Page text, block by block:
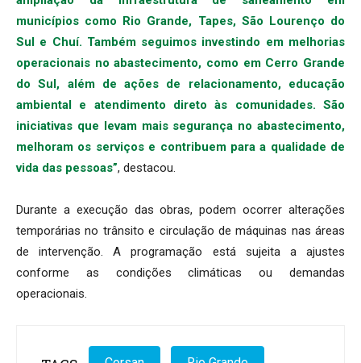
municípios como Rio Grande, Tapes, São Lourenço do
Sul e Chuí. Também seguimos investindo em melhorias
operacionais no abastecimento, como em Cerro Grande
do Sul, além de ações de relacionamento, educação
ambiental e atendimento direto às comunidades. São
iniciativas que levam mais segurança no abastecimento,
melhoram os serviços e contribuem para a qualidade de
vida das pessoas”, destacou.
Durante a execução das obras, podem ocorrer alterações
temporárias no trânsito e circulação de máquinas nas áreas
de intervenção. A programação está sujeita a ajustes
conforme as condições climáticas ou demandas
operacionais.